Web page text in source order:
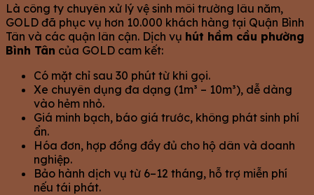
Là công ty chuyên xử lý vệ sinh môi trường lâu năm,
GOLD đã phục vụ hơn 10.000 khách hàng tại Quận Bình
Tân và các quận lân cận. Dịch vụ hút hầm cầu phường
Bình Tân của GOLD cam kết:
Có mặt chỉ sau 30 phút từ khi gọi.
Xe chuyên dụng đa dạng (1m³ – 10m³), dễ dàng
vào hẻm nhỏ.
Giá minh bạch, báo giá trước, không phát sinh phí
ẩn.
Hóa đơn, hợp đồng đầy đủ cho hộ dân và doanh
nghiệp.
Bảo hành dịch vụ từ 6–12 tháng, hỗ trợ miễn phí
nếu tái phát.